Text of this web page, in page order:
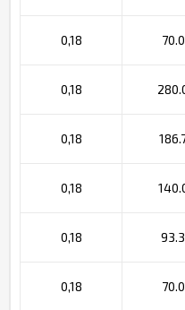
0,18 70.0
0,18
0,18
0,18
0,18 93.3
0,18 70.0